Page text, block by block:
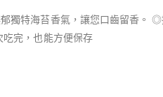
獨特海苔香氣，讓您口齒留香
完，也能方便保存